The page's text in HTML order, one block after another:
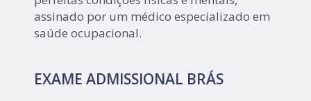
assinado por um médico especializado em
saúde ocupacional.
EXAME ADMISSIONAL BRÁS